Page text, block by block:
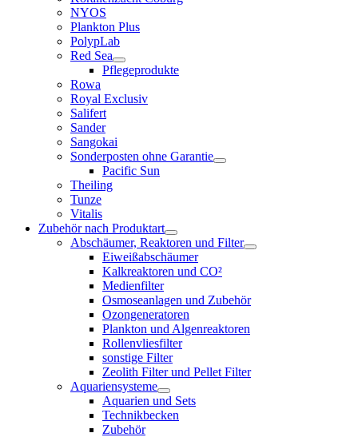
NYOS
Plankton Plus
PolypLab
Red Sea
Pflegeprodukte
Rowa
Royal Exclusiv
Salifert
Sander
Sangokai
Sonderposten ohne Garantie
Pacific Sun
Theiling
Tunze
Vitalis
Zubehör nach Produktart
Abschäumer, Reaktoren und Filter
Eiweißabschäumer
Kalkreaktoren und CO²
Medienfilter
Osmoseanlagen und Zubehör
Ozongeneratoren
Plankton und Algenreaktoren
Rollenvliesfilter
sonstige Filter
Zeolith Filter und Pellet Filter
Aquariensysteme
Aquarien und Sets
Technikbecken
Zubehör